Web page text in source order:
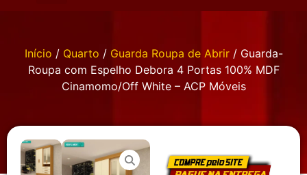
Início / Quarto / Guarda Roupa de Abrir/ Guarda-
Roupa com Espelho Debora 4 Portas 100% MDF
Cinamomo/Off White – ACP Móveis